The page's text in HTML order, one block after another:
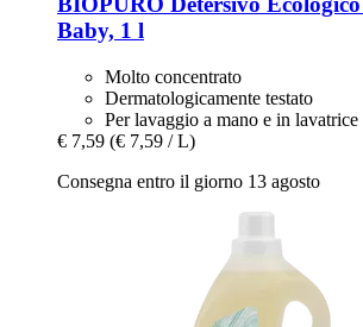
Baby, 1 l
Molto concentrato
Dermatologicamente testato
Per lavaggio a mano e in lavatrice
€ 7,59 (€ 7,59 / L)
Consegna entro il giorno 13 agosto